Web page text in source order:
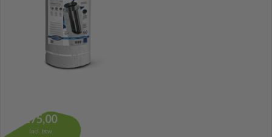
175,00
Incl. btw